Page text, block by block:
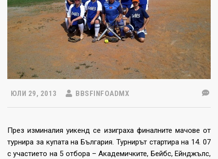
ЮЛИ 29, 2013 BBSFINFOADMX
През изминалия уикенд се изиграха финалните мачове от
турнира за купата на България. Турнирът стартира на 14. 07
с участието на 5 отбора – Академичките, Бейбс, Ейнджълс,